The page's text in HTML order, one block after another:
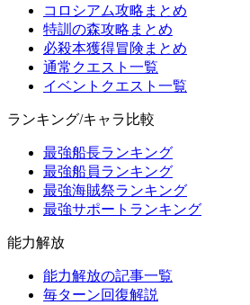
コロシアム攻略まとめ
特訓の森攻略まとめ
必殺本獲得冒険まとめ
通常クエスト一覧
イベントクエスト一覧
ランキング/キャラ比較
最強船長ランキング
最強船員ランキング
最強海賊祭ランキング
最強サポートランキング
能力解放
能力解放の記事一覧
毎ターン回復解説